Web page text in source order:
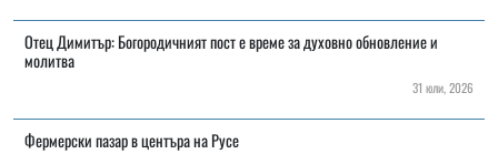
Отец Димитър: Богородичният пост е време за духовно обновление и
молитва
31 юли, 2026
Фермерски пазар в центъра на Русе